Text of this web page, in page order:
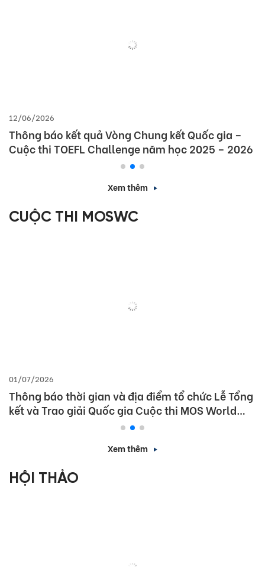
12/06/2026
Thông báo kết quả Vòng Chung kết Quốc gia –
Cuộc thi TOEFL Challenge năm học 2025 – 2026
Xem thêm
CUỘC THI MOSWC
01/07/2026
Thông báo thời gian và địa điểm tổ chức Lễ Tổng
kết và Trao giải Quốc gia Cuộc thi MOS World
Xem thêm
HỘI THẢO